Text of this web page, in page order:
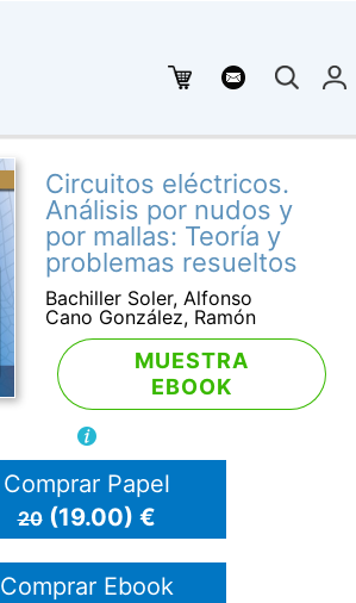
Circuitos eléctricos.
Análisis por nudos y
por mallas: Teoría y
problemas resueltos
Bachiller Soler, Alfonso
Cano González, Ramón
MUESTRA
EBOOK
Comprar Papel
20(19.00) €
Comprar Ebook